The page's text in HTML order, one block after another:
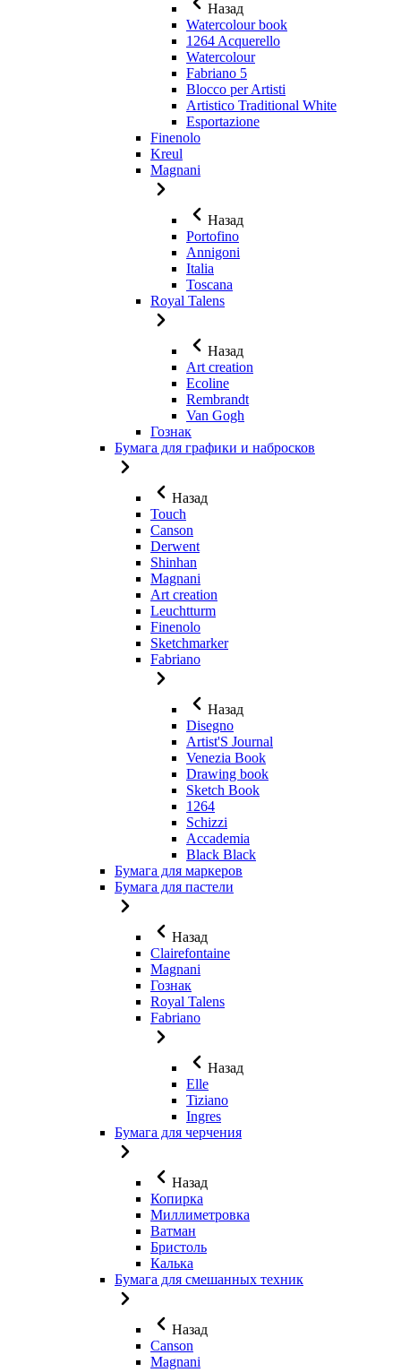
Назад
Watercolour book
1264 Acquerello
Watercolour
Fabriano 5
Blocco per Artisti
Artistico Traditional White
Esportazione
Finenolo
Kreul
Magnani
Назад
Portofino
Annigoni
Italia
Toscana
Royal Talens
Назад
Art creation
Ecoline
Rembrandt
Van Gogh
Гознак
Бумага для графики и набросков
Назад
Touch
Canson
Derwent
Shinhan
Magnani
Art creation
Leuchtturm
Finenolo
Sketchmarker
Fabriano
Назад
Disegno
Artist'S Journal
Venezia Book
Drawing book
Sketch Book
1264
Schizzi
Accademia
Black Black
Бумага для маркеров
Бумага для пастели
Назад
Clairefontaine
Magnani
Гознак
Royal Talens
Fabriano
Назад
Elle
Tiziano
Ingres
Бумага для черчения
Назад
Копирка
Миллиметровка
Ватман
Бристоль
Калька
Бумага для смешанных техник
Назад
Canson
Magnani